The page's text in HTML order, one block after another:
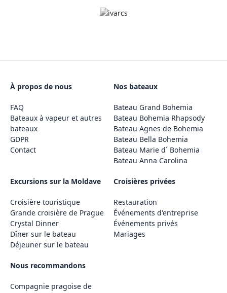
À propos de nous
FAQ
Bateaux à vapeur et autres
bateaux
GDPR
Contact
Nos bateaux
Bateau Grand Bohemia
Bateau Bohemia Rhapsody
Bateau Agnes de Bohemia
Bateau Bella Bohemia
Bateau Marie d´ Bohemia
Bateau Anna Carolina
Excursions sur la Moldave
Croisière touristique
Grande croisière de Prague
Crystal Dinner
Dîner sur le bateau
Déjeuner sur le bateau
Croisières privées
Restauration
Événements d'entreprise
Événements privés
Mariages
Nous recommandons
Compagnie pragoise de